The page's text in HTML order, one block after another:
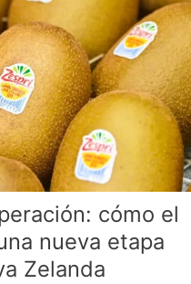
cómo el
nueva etapa
Zelanda